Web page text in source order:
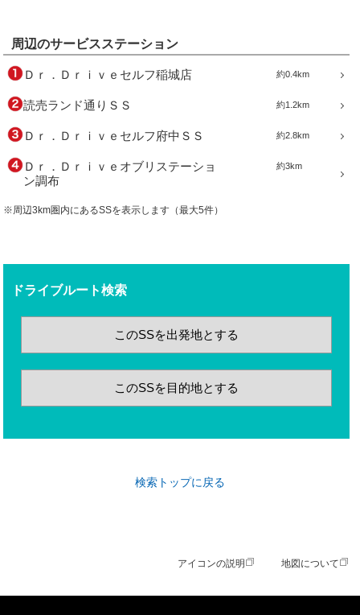
周辺のサービスステーション
約0.4km
Ｄｒ．Ｄｒｉｖｅセルフ稲城店
約1.2km
読売ランド通りＳＳ
約2.8km
Ｄｒ．Ｄｒｉｖｅセルフ府中ＳＳ
約3km
Ｄｒ．Ｄｒｉｖｅオブリステーショ
ン調布
※周辺3km圏内にあるSSを表示します（最大5件）
ドライブルート検索
このSSを出発地とする
このSSを目的地とする
検索トップに戻る
アイコンの説明 地図について